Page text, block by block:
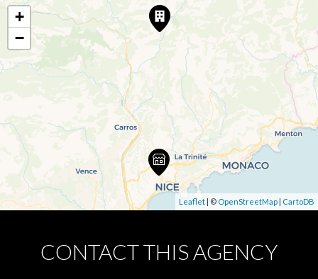
+
−
Leaflet| © OpenStreetMap | CartoDB
CONTACT THIS AGENCY